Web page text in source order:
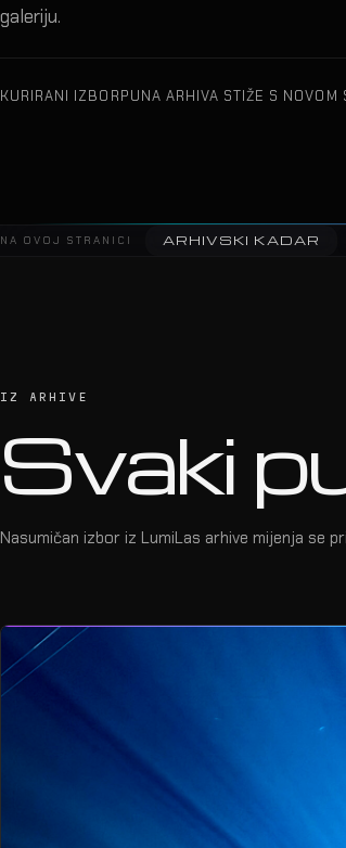
galeriju.
KURIRANI IZBORPUNA ARHIVA STIŽE S NOVOM
NA OVOJ STRANICI ARHIVSKI KADAR
IZ ARHIVE
Svaki
Nasumičan izbor iz LumiLas arhive mijenja se